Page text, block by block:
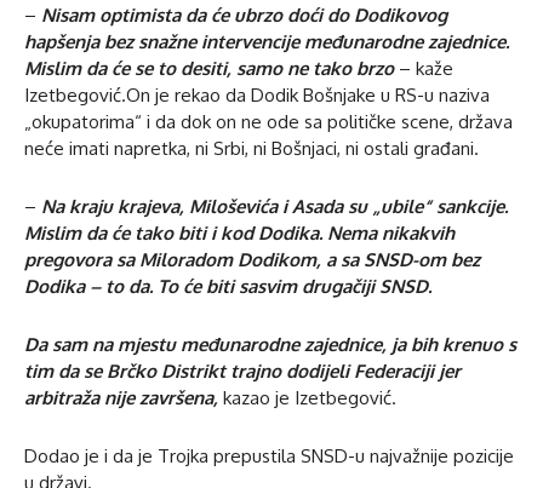
– Nisam optimista da će ubrzo doći do Dodikovog
hapšenja bez snažne intervencije međunarodne zajednice.
Mislim da će se to desiti, samo ne tako brzo– kaže
Izetbegović.On je rekao da Dodik Bošnjake u RS-u naziva
„okupatorima“ i da dok on ne ode sa političke scene, država
neće imati napretka, ni Srbi, ni Bošnjaci, ni ostali građani.
– Na kraju krajeva, Miloševića i Asada su „ubile“ sankcije.
Mislim da će tako biti i kod Dodika. Nema nikakvih
pregovora sa Miloradom Dodikom, a sa SNSD-om bez
Dodika – to da. To će biti sasvim drugačiji SNSD.
Da sam na mjestu međunarodne zajednice, ja bih krenuo s
tim da se Brčko Distrikt trajno dodijeli Federaciji jer
arbitraža nije završena, kazao je Izetbegović.
Dodao je i da je Trojka prepustila SNSD-u najvažnije pozicije
u državi.